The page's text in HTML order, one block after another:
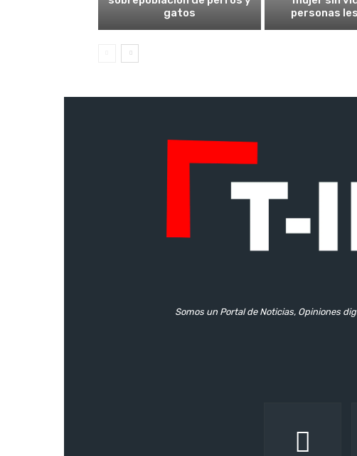
gatos
personas
Somos un Portal de Noticias, Opiniones